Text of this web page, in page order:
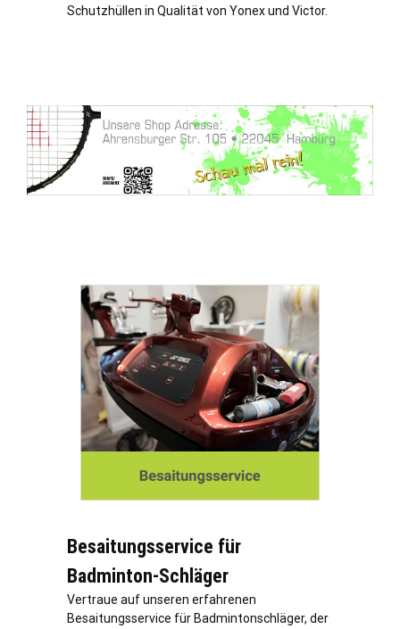
Schutzhüllen in Qualität von Yonex und Victor.
Besaitungsservice für
Badminton-Schläger
Vertraue auf unseren erfahrenen
Besaitungsservice für Badmintonschläger, der